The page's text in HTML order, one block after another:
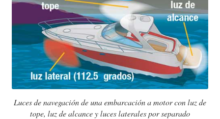
Luces de navegación de una embarcación a motor con luz de
tope, luz de alcance y luces laterales por separado